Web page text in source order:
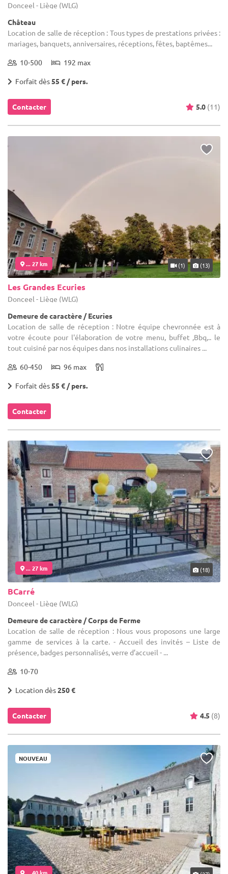
Donceel - Liège (WLG)
Château
Location de salle de réception : Tous types de prestations privées :
mariages, banquets, anniversaires, réceptions, fêtes, baptêmes...
10-500 192 max
Forfait dès55 € / pers.
Contacter 5.0 (11)
... 27 km (1) (13)
Les Grandes Ecuries
Donceel - Liège (WLG)
Demeure de caractère / Ecuries
Location de salle de réception : Notre équipe chevronnée est à
votre écoute pour l'élaboration de votre menu, buffet ,Bbq,.. le
tout cuisiné par nos équipes dans nos installations culinaires ...
60-450 96 max
Forfait dès55 € / pers.
Contacter
... 27 km (18)
BCarré
Donceel - Liège (WLG)
Demeure de caractère / Corps de Ferme
Location de salle de réception : Nous vous proposons une large
gamme de services à la carte. - Accueil des invités – Liste de
présence, badges personnalisés, verre d’accueil - ...
10-70
Location dès250 €
Contacter 4.5 (8)
NOUVEAU